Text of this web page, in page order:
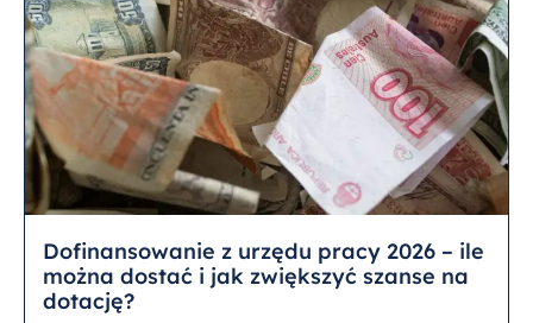
Dofinansowanie z urzędu pracy 2026 – ile
można dostać i jak zwiększyć szanse na
dotację?